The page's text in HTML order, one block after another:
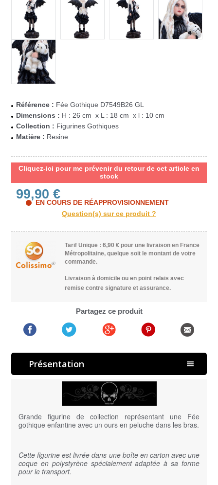
Référence : Fée Gothique D7549B26 GL
Dimensions : H : 26 cm x L : 18 cm x l : 10 cm
Collection : Figurines Gothiques
Matière : Resine
Cliquez-ici pour me prévenir du retour de cet article en
stock
99,90 €
EN COURS DE RÉAPPROVISIONNEMENT
Tarif Unique : 6,90 € pour une livraison en France
Métropolitaine, quelque soit le montant de votre
commande.
Livraison à domicile ou en point relais avec
remise contre signature et assurance.
Partagez ce produit
Présentation
Grande figurine de collection représentant une Fée
gothique enfantine avec un ours en peluche dans les bras.
Cette figurine est livrée dans une boîte en carton avec une
coque en polystyrène spécialement adaptée à sa forme
pour le transport.